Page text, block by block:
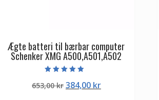
Ægte batteri til bærbar computer
Schenker XMG A500,A501,A502
4.50
ud af 5
653,00kr Den
384,00 krDen